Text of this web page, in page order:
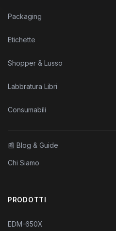
Packaging
Etichette
Shopper & Lusso
Labbratura Libri
Consumabili
📰 Blog & Guide
Chi Siamo
PRODOTTI
EDM-650X